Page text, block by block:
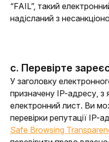
“FAIL”, такий
надісланий з
c. Перевірте
У заголовку
призначену IP-адресу, з
електронний лист. Ви
перевірки репутації IP-
Safe Browsing